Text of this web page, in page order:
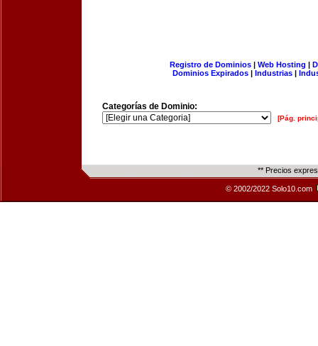
Registro de Dominios| Web Hosting |
Dominios Expirados | Industrias |
Categorías de Dominio:
[Pág.
** Precios
© 2002/2022 Solo10.com